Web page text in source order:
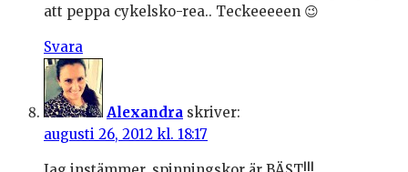
att peppa cykelsko-rea.. Teckeeeeen 😉
Svara
Alexandra skriver:
augusti 26, 2012 kl. 18:17